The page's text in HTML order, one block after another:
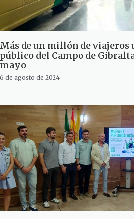
Más de un millón de viajeros
público del Campo de
mayo
6 de agosto de 2024